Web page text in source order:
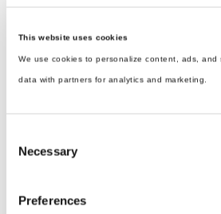
This website uses cookies
We use cookies to personalize content, ads, and
data with partners for analytics and marketing.
Selection
Necessary
Preferences